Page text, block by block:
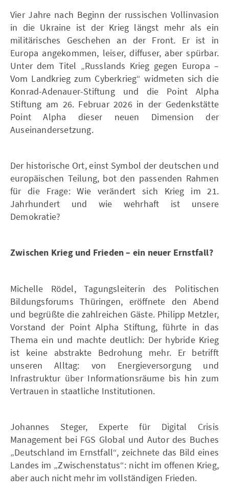
Vier Jahre nach Beginn der russischen Vollinvasion
in die Ukraine ist der Krieg längst mehr als ein
militärisches Geschehen an der Front. Er ist in
Europa angekommen, leiser, diffuser, aber spürbar.
Unter dem Titel „Russlands Krieg gegen Europa –
Vom Landkrieg zum Cyberkrieg“ widmeten sich die
Konrad-Adenauer-Stiftung und die Point Alpha
Stiftung am 26. Februar 2026 in der Gedenkstätte
Point Alpha dieser neuen Dimension der
Auseinandersetzung.
Der historische Ort, einst Symbol der deutschen und
europäischen Teilung, bot den passenden Rahmen
für die Frage: Wie verändert sich Krieg im 21.
Jahrhundert und wie wehrhaft ist unsere
Demokratie?
Zwischen Krieg und Frieden – ein neuer Ernstfall?
Michelle Rödel, Tagungsleiterin des Politischen
Bildungsforums Thüringen, eröffnete den Abend
und begrüßte die zahlreichen Gäste. Philipp Metzler,
Vorstand der Point Alpha Stiftung, führte in das
Thema ein und machte deutlich: Der hybride Krieg
ist keine abstrakte Bedrohung mehr. Er betrifft
unseren Alltag: von Energieversorgung und
Infrastruktur über Informationsräume bis hin zum
Vertrauen in staatliche Institutionen.
Johannes Steger, Experte für Digital Crisis
Management bei FGS Global und Autor des Buches
„Deutschland im Ernstfall“, zeichnete das Bild eines
Landes im „Zwischenstatus“: nicht im offenen Krieg,
aber auch nicht mehr im vollständigen Frieden.